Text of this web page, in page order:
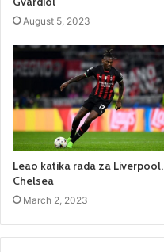
August 5, 2023
Leao katika rada za Liverpool,
Chelsea
March 2, 2023